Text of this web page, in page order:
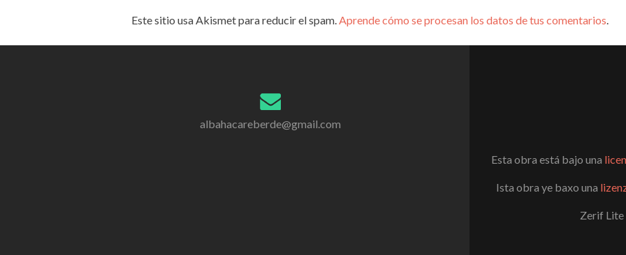
Este sitio usa Akismet para reducir el spam.Aprende cómo se procesan los datos de tus comentarios.
albahacareberde@gmail.com
Esta obra está bajo una
Ista obra ye baxo una
Zerif Lite